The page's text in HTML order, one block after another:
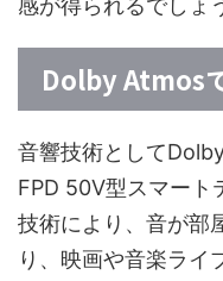
感が得られるでしょ
Dolby Atmos
音響技術として
FPD 50V型スマート
技術により、音が部
り、映画や音楽ライ